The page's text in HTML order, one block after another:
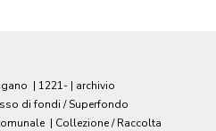
| 1221- | archivio
di fondi / Superfondo
| Collezione / Raccolta